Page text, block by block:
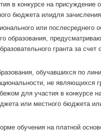
в конкурсе на присуждение
бюджета илидля
или послесреднего
образования,
гранта за
обучавшихся по
не являющихся
для участия в конкурсе
или местного бюджета
обучения на платной